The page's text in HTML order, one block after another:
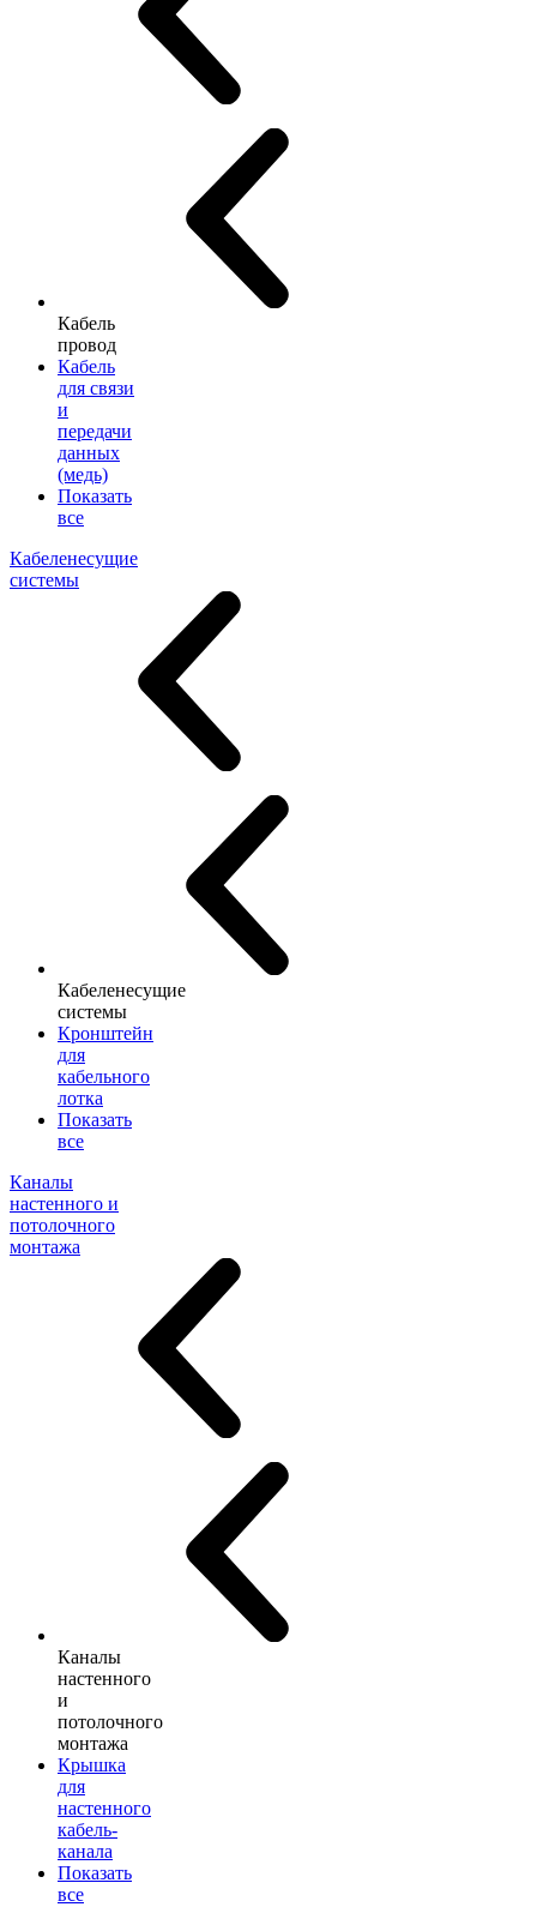
Кабель
провод
Кабель
для связи
и
передачи
данных
(медь)
Показать
все
Кабеленесущие
системы
Кабеленесущие
системы
Кронштейн
для
кабельного
лотка
Показать
все
Каналы
настенного и
потолочного
монтажа
Каналы
настенного
и
потолочного
монтажа
Крышка
для
настенного
кабель-
канала
Показать
все